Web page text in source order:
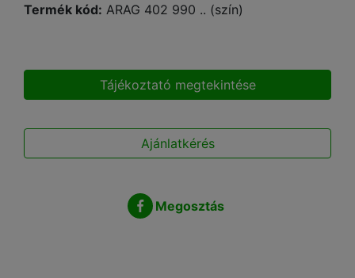
Termék kód: ARAG 402 990 .. (szín)
Tájékoztató megtekintése
Ajánlatkérés
Megosztás